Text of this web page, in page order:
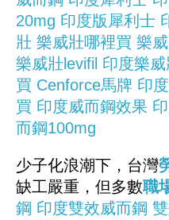
20mg 印度版犀利士
壯 樂威壯哪裡買 樂
樂威壯levifil 印度樂
買 Cenforce馬牌 印
買 印度威而鋼效果
而鋼100mg
少子化浪潮下，台灣
缺工嚴重，但多數職
鋼 印度雙效威而鋼